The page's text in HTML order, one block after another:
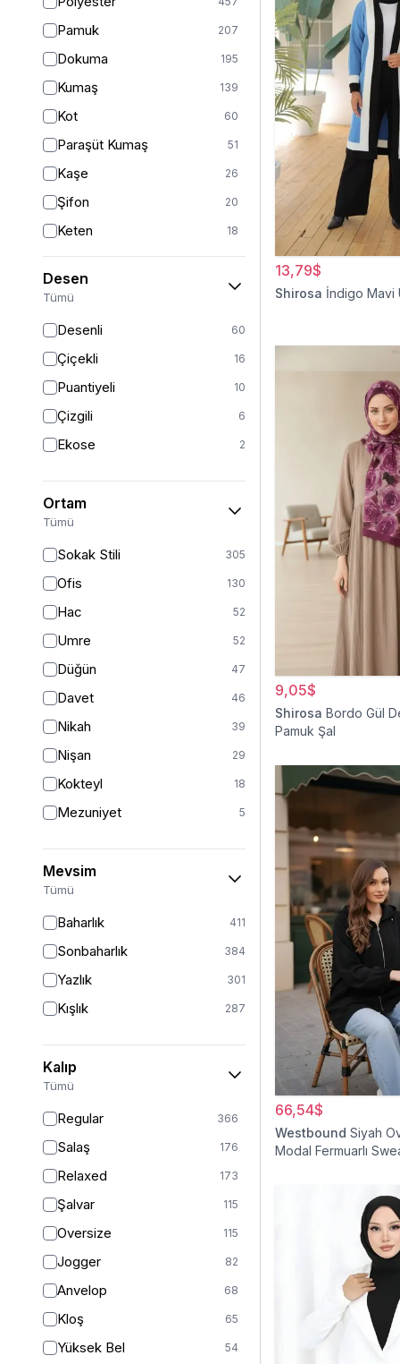
Pamuk 207
Dokuma 195
Kumaş 139
Kot 60
Paraşüt Kumaş 51
Kaşe 26
Şifon 20
Keten 18
Viskon 17
Saten 15
Peluş 2
Jarse
Kadife
Süet
Sandy
Desen
Tümü
Desenli 60
Çiçekli 16
Puantiyeli 10
Çizgili 6
Ekose 2
Ortam
Tümü
Sokak Stili 305
Ofis 130
Hac 52
Umre 52
Düğün 47
Davet 46
Nikah 39
Nişan 29
Kokteyl 18
Mezuniyet 5
Mevsim
Tümü
Baharlık 411
Sonbaharlık 384
Yazlık 301
Kışlık 287
Kalıp
Tümü
Regular 366
Salaş 176
Relaxed 173
Şalvar 115
Oversize 115
Jogger 82
Anvelop 68
Kloş 65
Yüksek Bel 54
13,79$
Shirosa İndigo Mavi
9,05$
Shirosa Bordo Gül
Pamuk Şal
66,54$
Westbound Siyah
Modal Fermuarlı